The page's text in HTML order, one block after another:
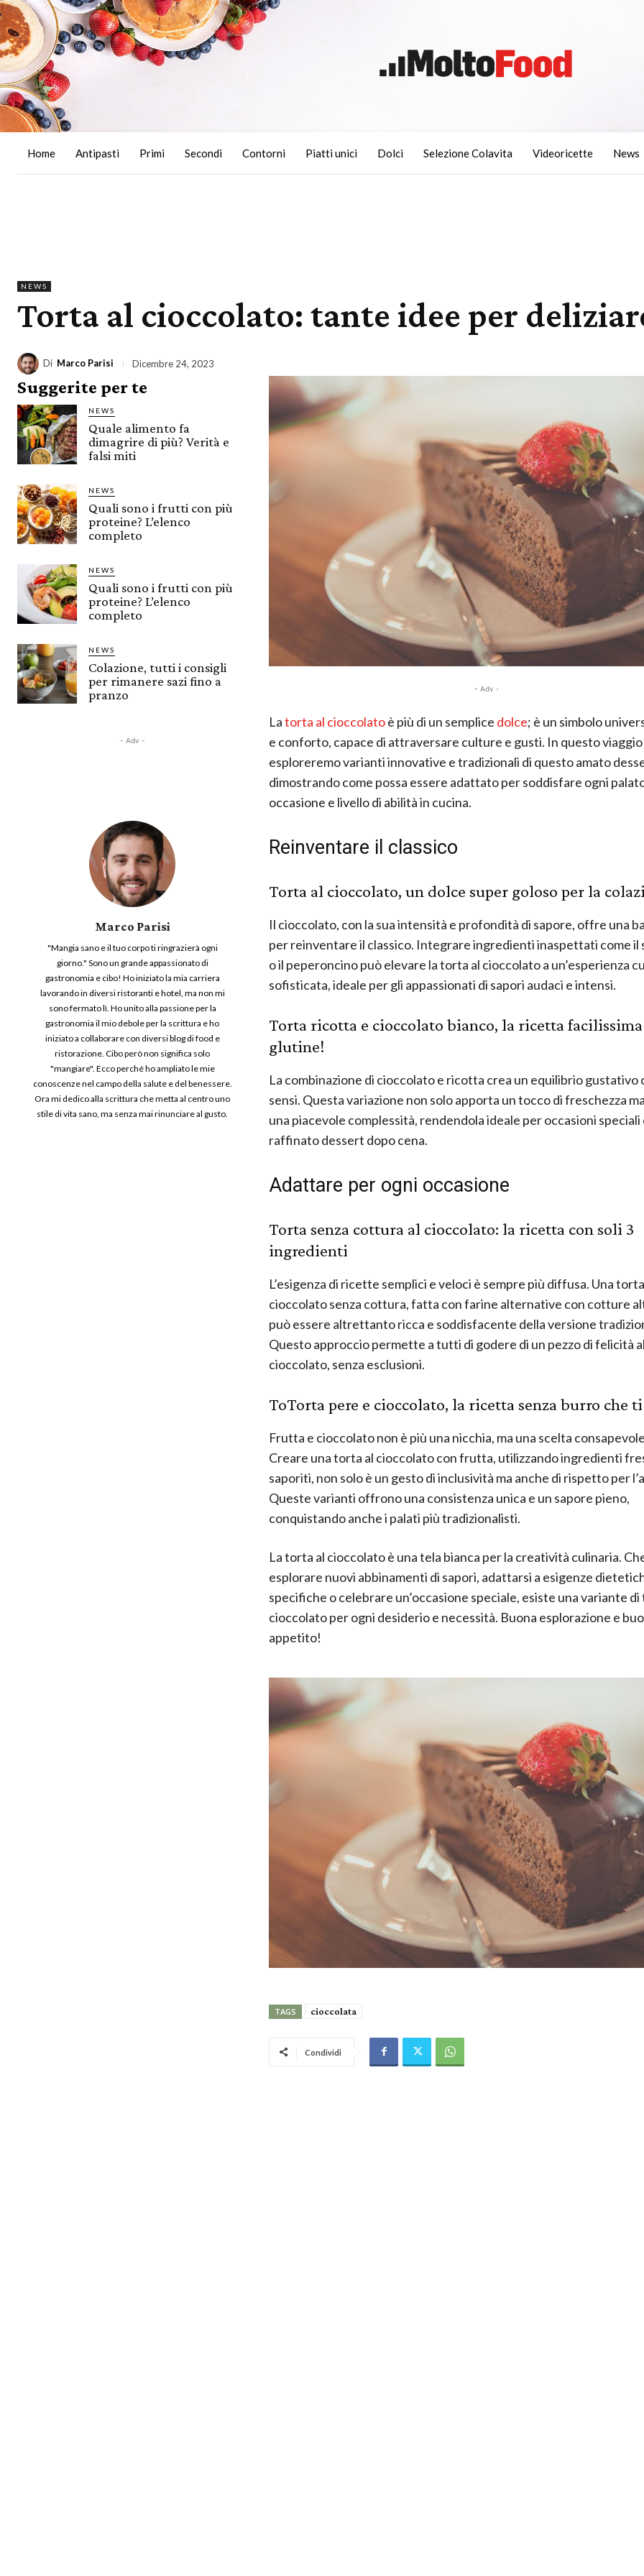
Home Antipasti Primi Secondi Contorni Piatti unici Dolci Selezione Colavita Videoricette News
NEWS
Torta al cioccolato: tante idee per
Di Marco Parisi Dicembre 24, 2023
Suggerite per te
NEWS
Quale alimento fa
dimagrire di più? Verità e
falsi miti
NEWS
Quali sono i frutti con più
proteine? L’elenco
completo
NEWS
Quali sono i frutti con più
proteine? L’elenco
completo
NEWS
Colazione, tutti i consigli
per rimanere sazi fino a
pranzo
- Adv -
Marco Parisi
"Mangia sano e il tuo corpo ti ringrazierà ogni
giorno." Sono un grande appassionato di
gastronomia e cibo! Ho iniziato la mia carriera
lavorando in diversi ristoranti e hotel, ma non mi
sono fermato lì. Ho unito alla passione per la
gastronomia il mio debole per la scrittura e ho
iniziato a collaborare con diversi blog di food e
ristorazione. Cibo però non significa solo
"mangiare". Ecco perché ho ampliato le mie
conoscenze nel campo della salute e del benessere.
Ora mi dedico alla scrittura che metta al centro uno
stile di vita sano, ma senza mai rinunciare al gusto.
- Adv -
Latorta al cioccolatoè più di un semplice dolce; è un simbolo
e conforto, capace di attraversare culture e gusti. In questo
esploreremo varianti innovative e tradizionali di questo amato
dimostrando come possa essere adattato per soddisfare ogni
occasione e livello di abilità in cucina.
Reinventare il classico
Torta al cioccolato, un dolce super goloso per la
Il cioccolato, con la sua intensità e profondità di sapore, offre una
per reinventare il classico. Integrare ingredienti inaspettati come il
o il peperoncino può elevare la torta al cioccolato a un’esperienza
sofisticata, ideale per gli appassionati di sapori audaci e intensi.
Torta ricotta e cioccolato bianco, la ricetta facilissima
glutine!
La combinazione di cioccolato e ricotta crea un equilibrio gustativo
sensi. Questa variazione non solo apporta un tocco di freschezza
una piacevole complessità, rendendola ideale per occasioni speciali
raffinato dessert dopo cena.
Adattare per ogni occasione
Torta senza cottura al cioccolato: la ricetta con soli 3
ingredienti
L’esigenza di ricette semplici e veloci è sempre più diffusa. Una
cioccolato senza cottura, fatta con farine alternative con cotture
può essere altrettanto ricca e soddisfacente della versione
Questo approccio permette a tutti di godere di un pezzo di felicità
cioccolato, senza esclusioni.
ToTorta pere e cioccolato, la ricetta senza burro che
Frutta e cioccolato non è più una nicchia, ma una scelta
Creare una torta al cioccolato con frutta, utilizzando ingredienti
saporiti, non solo è un gesto di inclusività ma anche di rispetto per
Queste varianti offrono una consistenza unica e un sapore pieno,
conquistando anche i palati più tradizionalisti.
La torta al cioccolato è una tela bianca per la creatività culinaria.
esplorare nuovi abbinamenti di sapori, adattarsi a esigenze
specifiche o celebrare un’occasione speciale, esiste una variante
cioccolato per ogni desiderio e necessità. Buona esplorazione e
appetito!
TAGS cioccolata
Condividi